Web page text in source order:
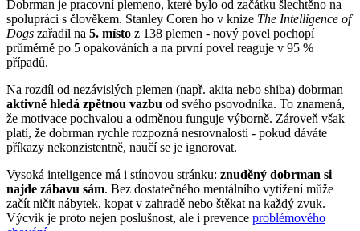
Dobrman je pracovní plemeno, které bylo od začátku šlechtěno na
spolupráci s člověkem. Stanley Coren ho v knize The Intelligence of
Dogs zařadil na 5. místo z 138 plemen - nový povel pochopí
průměrně po 5 opakováních a na první povel reaguje v 95 %
případů.
Na rozdíl od nezávislých plemen (např. akita nebo shiba) dobrman
aktivně hledá zpětnou vazbu od svého psovodníka. To znamená,
že motivace pochvalou a odměnou funguje výborně. Zároveň však
platí, že dobrman rychle rozpozná nesrovnalosti - pokud dáváte
příkazy nekonzistentně, naučí se je ignorovat.
Vysoká inteligence má i stínovou stránku: znuděný dobrman si
najde zábavu sám. Bez dostatečného mentálního vytížení může
začít ničit nábytek, kopat v zahradě nebo štěkat na každý zvuk.
Výcvik je proto nejen poslušnost, ale i prevence problémového